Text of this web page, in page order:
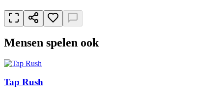
Mensen spelen ook
Tap Rush